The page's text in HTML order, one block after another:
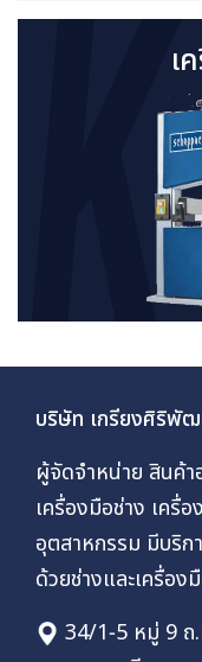
เ
บริษัท เกรียงศิริพั
ผู้จัดจำหน่าย สินค้า
เครื่องมือช่าง เครื่
อุตสาหกรรม มีบริก
ด้วยช่างและเครื่อ
34/1-5 หมู่ 9 ถ